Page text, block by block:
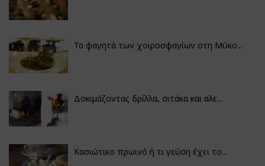
Τα φαγητά των χοιροσφαγίων στη Μύκο...
Δοκιμάζοντας δρίλλα, σιτάκα και αλε...
Κασιώτικο πρωινό ή τι γεύση έχει το...